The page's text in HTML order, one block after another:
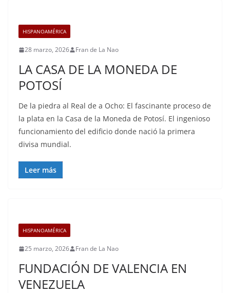
HISPANOAMÉRICA
28 marzo, 2026 Fran de La Nao
LA CASA DE LA MONEDA DE
POTOSÍ
De la piedra al Real de a Ocho: El fascinante proceso de
la plata en la Casa de la Moneda de Potosí. El ingenioso
funcionamiento del edificio donde nació la primera
divisa mundial.
Leer más
HISPANOAMÉRICA
25 marzo, 2026 Fran de La Nao
FUNDACIÓN DE VALENCIA EN
VENEZUELA